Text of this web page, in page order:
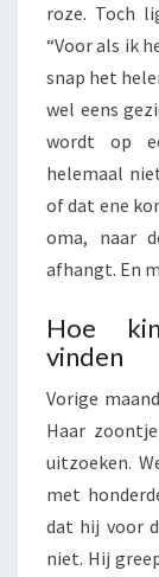
S
T
E
K
F
F
E
L
E
V
A
E
E
N
K
roze. Toch
“Voor als ik
snap het
wel eens
wordt op
helemaal
of dat ene
oma, naar
afhangt. En
Hoe
vinden
Vorige
Haar
uitzoeken.
met
dat hij voor
niet. Hij